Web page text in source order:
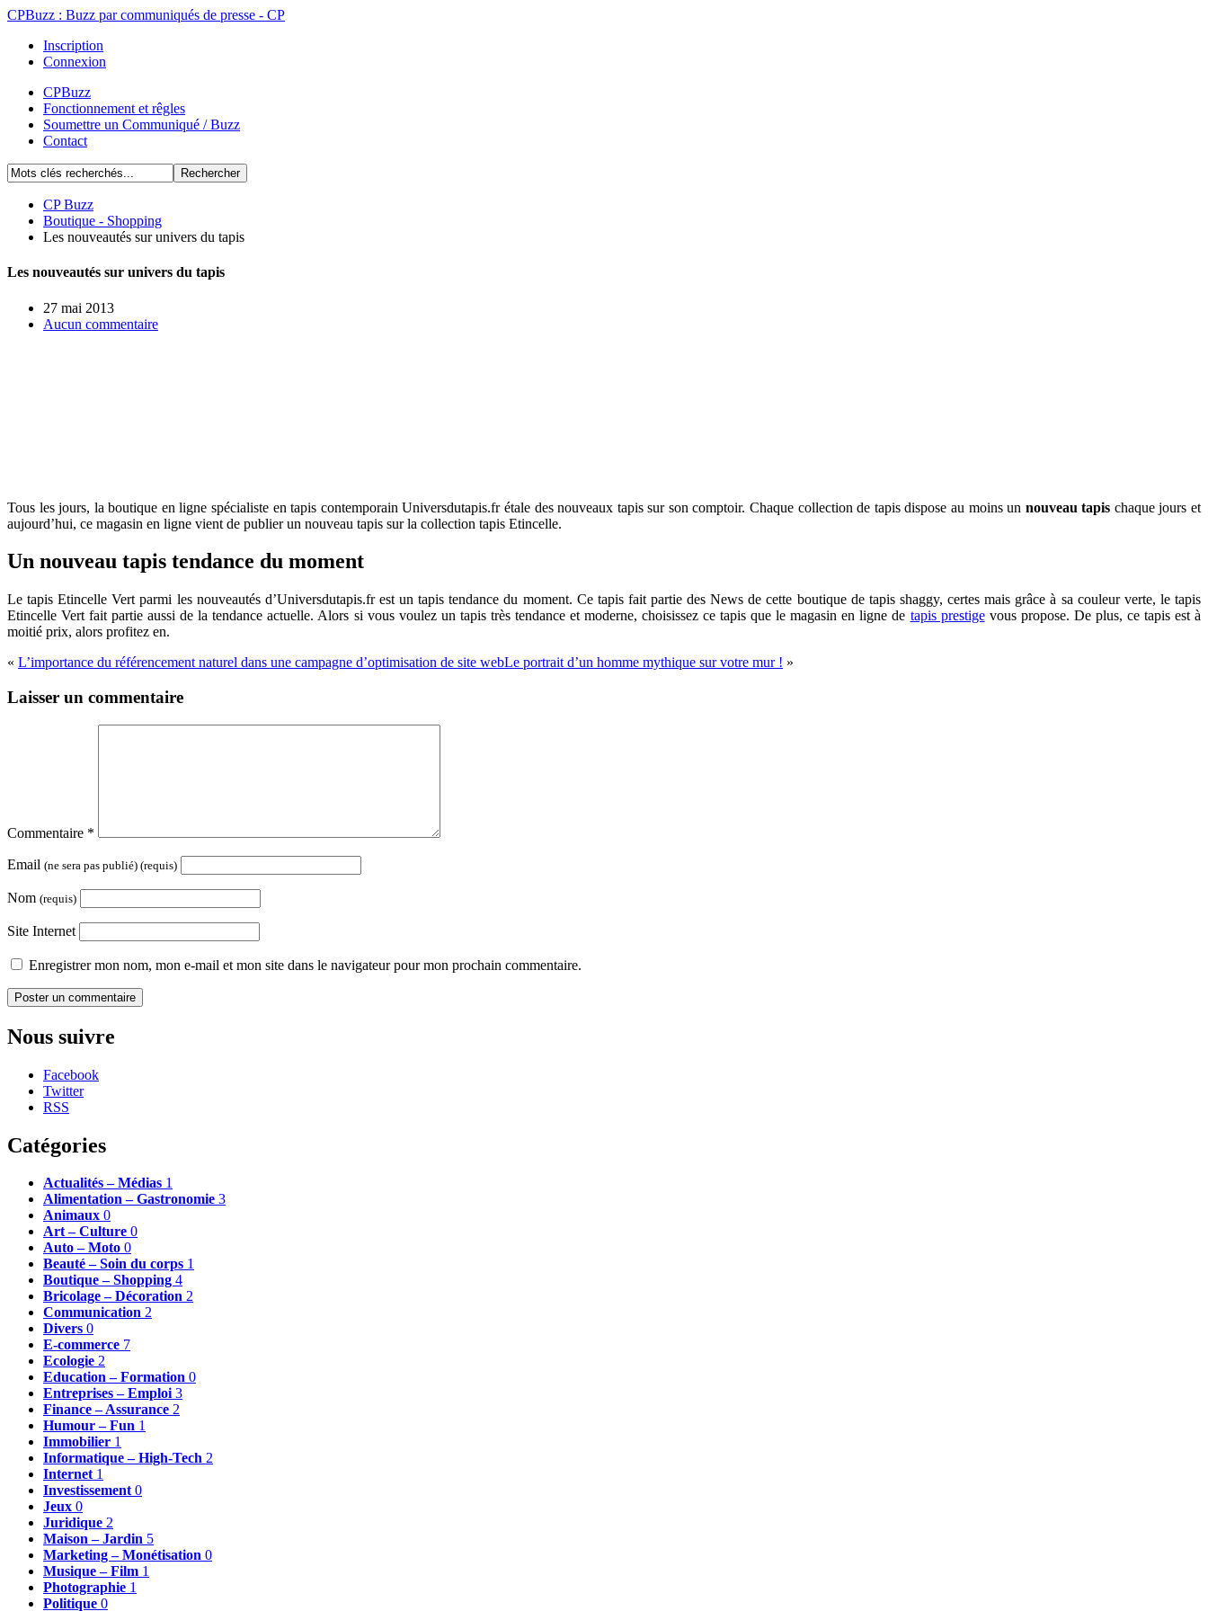
CPBuzz : Buzz par communiqués de presse - CP
Inscription
Connexion
CPBuzz
Fonctionnement et rêgles
Soumettre un Communiqué / Buzz
Contact
CP Buzz
Boutique - Shopping
Les nouveautés sur univers du tapis
Les nouveautés sur univers du tapis
27 mai 2013
Aucun commentaire
Tous les jours, la boutique en ligne spécialiste en tapis contemporain Universdutapis.fr étale des nouveaux tapis sur son comptoir. Chaque collection de tapis dispose au moins un nouveau tapis chaque jours et
aujourd’hui, ce magasin en ligne vient de publier un nouveau tapis sur la collection tapis Etincelle.
Un nouveau tapis tendance du moment
Le tapis Etincelle Vert parmi les nouveautés d’Universdutapis.fr est un tapis tendance du moment. Ce tapis fait partie des News de cette boutique de tapis shaggy, certes mais grâce à sa couleur verte, le tapis
Etincelle Vert fait partie aussi de la tendance actuelle. Alors si vous voulez un tapis très tendance et moderne, choisissez ce tapis que le magasin en ligne de tapis prestigevous propose. De plus, ce tapis est à
moitié prix, alors profitez en.
« L’importance du référencement naturel dans une campagne d’optimisation de site webLe portrait d’un homme mythique sur votre mur ! »
Laisser un commentaire
Commentaire *
Email (ne sera pas publié) (requis)
Nom (requis)
Site Internet
Enregistrer mon nom, mon e-mail et mon site dans le navigateur pour mon prochain commentaire.
Nous suivre
Facebook
Twitter
RSS
Catégories
Actualités – Médias 1
Alimentation – Gastronomie 3
Animaux 0
Art – Culture 0
Auto – Moto 0
Beauté – Soin du corps 1
Boutique – Shopping 4
Bricolage – Décoration 2
Communication 2
Divers 0
E-commerce 7
Ecologie 2
Education – Formation 0
Entreprises – Emploi3
Finance – Assurance 2
Humour – Fun 1
Immobilier 1
Informatique – High-Tech 2
Internet 1
Investissement0
Jeux 0
Juridique 2
Maison – Jardin 5
Marketing – Monétisation 0
Musique – Film 1
Photographie 1
Politique 0